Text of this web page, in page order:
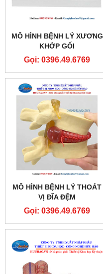
MÔ HÌNH BỆNH LÝ XƯƠNG
KHỚP GỐI
Gọi: 0396.49.6769
MÔ HÌNH BỆNH LÝ THOÁT
VỊ ĐĨA ĐỆM
Gọi: 0396.49.6769